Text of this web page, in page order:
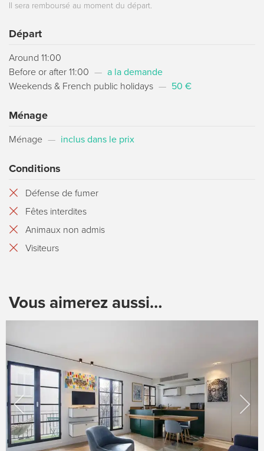
Il sera remboursé au moment du départ.
Départ
Around 11:00
Before or after 11:00 — a la demande
Weekends & French public holidays — 50 €
Ménage
Ménage — inclus dans le prix
Conditions
Défense de fumer
Fêtes interdites
Animaux non admis
Visiteurs
Vous aimerez aussi…